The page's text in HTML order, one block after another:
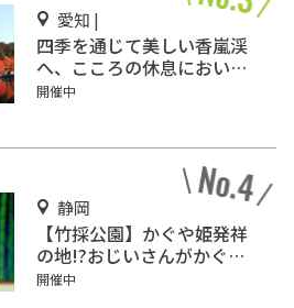
愛知 |
四季を通じて美しい香嵐渓
へ、こころの休息においで
ん♪
開催中
静岡
【竹採公園】かぐや姫発祥
の地!?おじいさんがかぐや
姫を見つけた場所を見に行
開催中